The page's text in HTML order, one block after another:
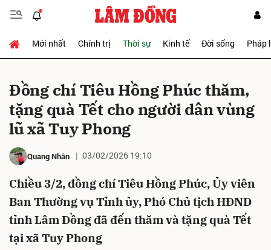
Mới nhất Chính trị Thời sự Kinh tế Đời sống Pháp
Đồng chí Tiêu Hồng Phúc thăm,
tặng quà Tết cho người dân vùng
lũ xã Tuy Phong
Quang Nhân 03/02/2026 19:10
Chiều 3/2, đồng chí Tiêu Hồng Phúc, Ủy viên
Ban Thường vụ Tỉnh ủy, Phó Chủ tịch HĐND
tỉnh Lâm Đồng đã đến thăm và tặng quà Tết
tại xã Tuy Phong
Gửi bình luận
Hủy Gửi